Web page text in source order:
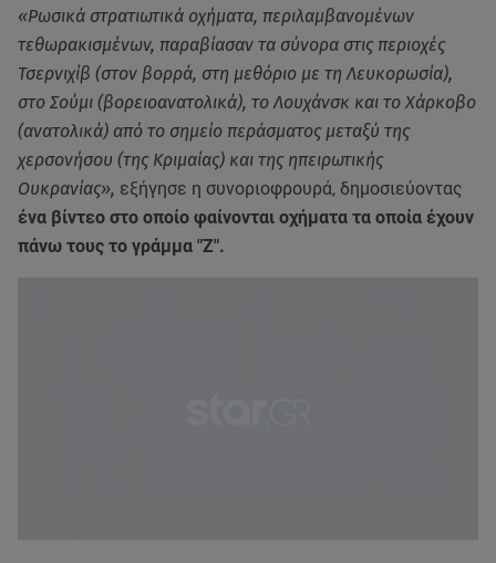
«Ρωσικά στρατιωτικά οχήματα, περιλαμβανομένων
τεθωρακισμένων, παραβίασαν τα σύνορα στις περιοχές
Τσερνιχίβ (στον βορρά, στη μεθόριο με τη Λευκορωσία),
στο Σούμι (βορειοανατολικά), το Λουχάνσκ και το Χάρκοβο
(ανατολικά) από το σημείο περάσματος μεταξύ της
χερσονήσου (της Κριμαίας) και της ηπειρωτικής
Ουκρανίας», εξήγησε η συνοριοφρουρά, δημοσιεύοντας
ένα βίντεο στο οποίο φαίνονται οχήματα τα οποία έχουν
πάνω τους το γράμμα "Ζ".